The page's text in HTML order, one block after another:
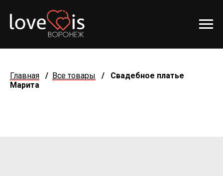
Главная / Все товары /
Свадебное платье
Марита